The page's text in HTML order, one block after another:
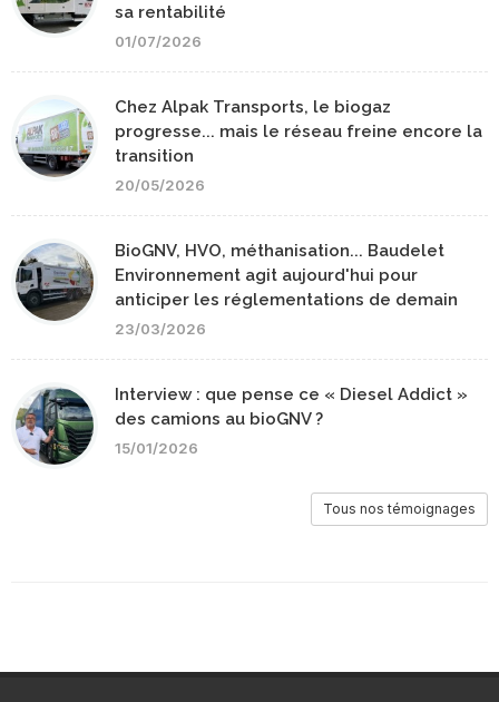
sa rentabilité
01/07/2026
Chez Alpak Transports, le biogaz
progresse... mais le réseau freine encore la
transition
20/05/2026
BioGNV, HVO, méthanisation... Baudelet
Environnement agit aujourd'hui pour
anticiper les réglementations de demain
23/03/2026
Interview : que pense ce « Diesel Addict »
des camions au bioGNV ?
15/01/2026
Tous nos témoignages